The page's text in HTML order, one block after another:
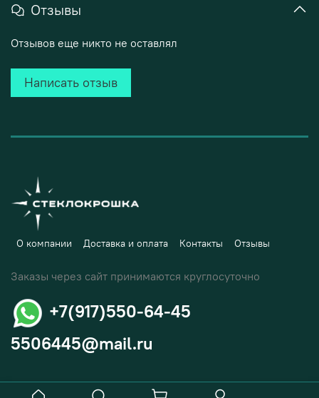
Отзывы
Отзывов еще никто не оставлял
Написать отзыв
О компании Доставка и оплата Контакты Отзывы
Заказы через сайт принимаются круглосуточно
+7(917)550-64-45
5506445@mail.ru